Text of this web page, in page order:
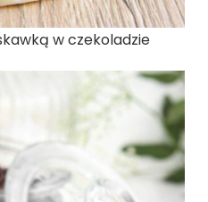
w czekoladzie